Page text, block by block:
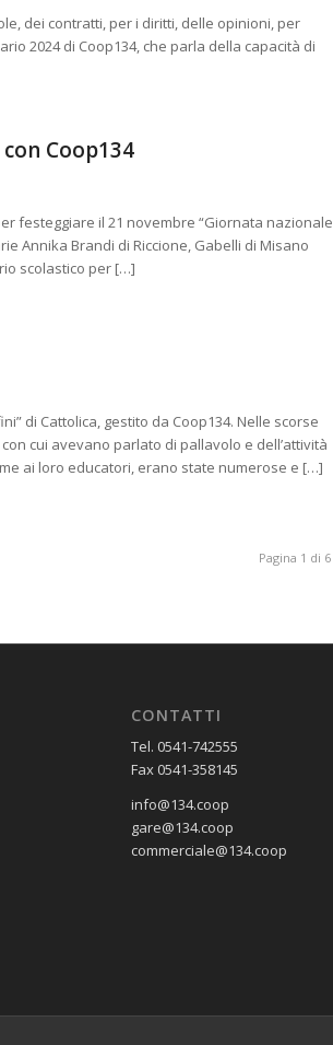
dei contratti, per i diritti, delle opinioni, per
2024 di Coop134, che parla della capacità di
Coop134
festeggiare il 21 novembre “Giornata nazionale
Annika Brandi di Riccione, Gabelli di Misano
scolastico per […]
di Cattolica, gestito da Coop134. Nelle scorse
cui avevano parlato di pallavolo e dell’attività
ai loro educatori, erano state numerose e […]
Pagina 1 di 6
CONTATTI
Tel. 0541-742555
Fax 0541-358145
info@134.coop
gare@134.coop
commerciale@134.coop